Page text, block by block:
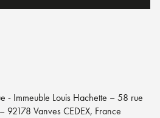
- Immeuble Louis Hachette – 58 rue
Vanves CEDEX, France